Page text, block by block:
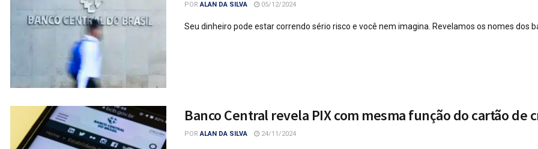
POR ALAN DA SILVA 05/12/2024
Seu dinheiro pode estar correndo sério risco e você nem imagina. Revelamos os nomes dos
Banco Central revela PIX com mesma função do cartão de
POR ALAN DA SILVA 24/11/2024